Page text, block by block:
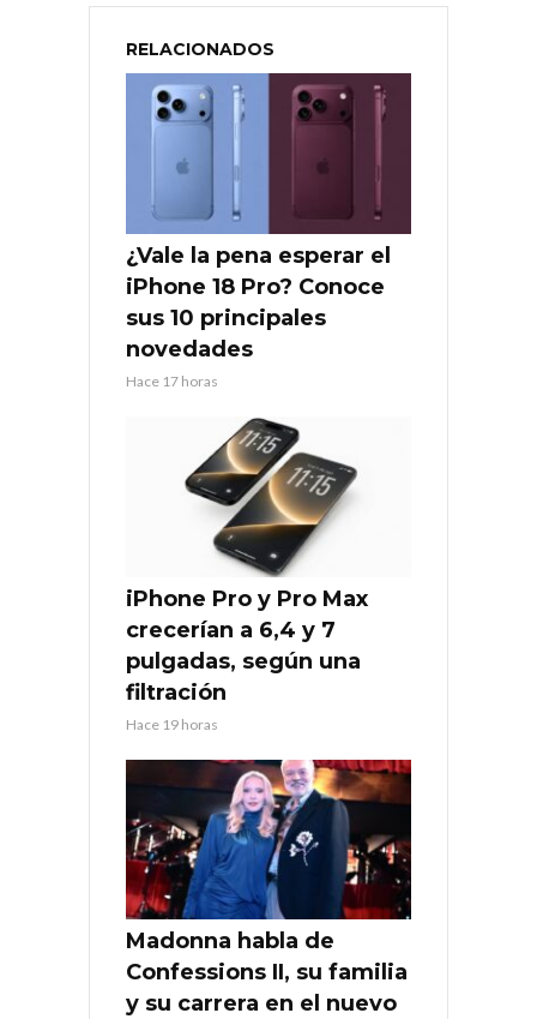
RELACIONADOS
¿Vale la pena esperar el
iPhone 18 Pro? Conoce
sus 10 principales
novedades
Hace 17 horas
iPhone Pro y Pro Max
crecerían a 6,4 y 7
pulgadas, según una
filtración
Hace 19 horas
Madonna habla de
Confessions II, su familia
y su carrera en el nuevo